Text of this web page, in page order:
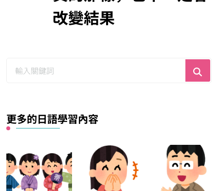
改變結果
更多的日語學習內容